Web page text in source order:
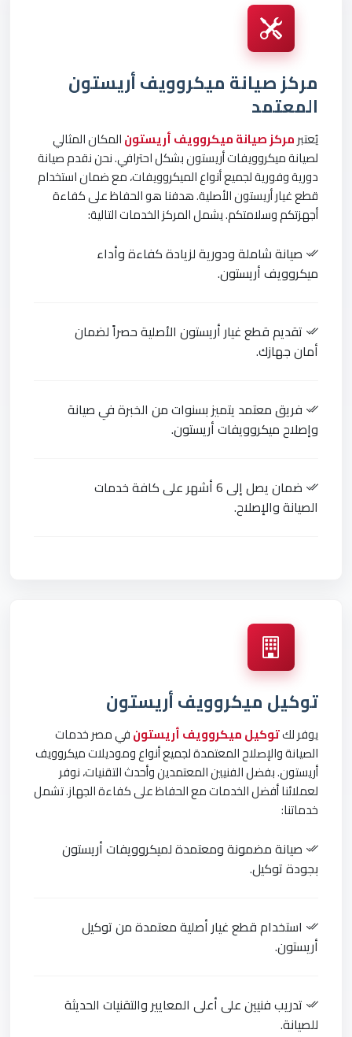
مركز صيانة ميكروويف أريستون
المعتمد
يُعتبرمركز صيانة ميكروويف أريستونالمكان المثالي
لصيانة ميكروويفات أريستون بشكل احترافي. نحن نقدم صيانة
دورية وفورية لجميع أنواع الميكروويفات، مع ضمان استخدام
قطع غيار أريستون الأصلية. هدفنا هو الحفاظ على كفاءة
أجهزتكم وسلامتكم. يشمل المركز الخدمات التالية:
صيانة شاملة ودورية لزيادة كفاءة وأداء
ميكروويف أريستون.
تقديم قطع غيار أريستون الأصلية حصراً لضمان
أمان جهازك.
فريق معتمد يتميز بسنوات من الخبرة في صيانة
وإصلاح ميكروويفات أريستون.
ضمان يصل إلى 6 أشهر على كافة خدمات
الصيانة والإصلاح.
توكيل ميكروويف أريستون
يوفر لكتوكيل ميكروويف أريستونفي مصر خدمات
الصيانة والإصلاح المعتمدة لجميع أنواع وموديلات ميكروويف
أريستون. بفضل الفنيين المعتمدين وأحدث التقنيات، نوفر
لعملائنا أفضل الخدمات مع الحفاظ على كفاءة الجهاز. تشمل
خدماتنا:
صيانة مضمونة ومعتمدة لميكروويفات أريستون
بجودة توكيل.
استخدام قطع غيار أصلية معتمدة من توكيل
أريستون.
تدريب فنيين على أعلى المعايير والتقنيات الحديثة
للصيانة.